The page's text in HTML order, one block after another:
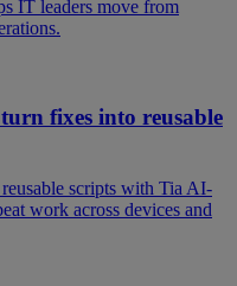
IT leaders move from
fixes into reusable
scripts with Tia AI-
work across devices and